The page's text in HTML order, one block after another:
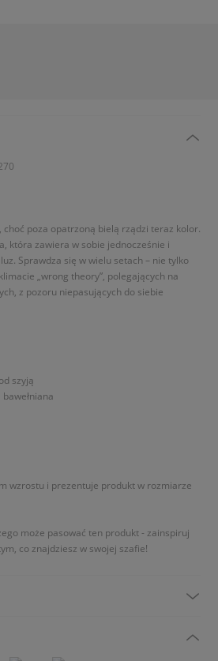
choć poza opatrzoną bielą rządzi teraz kolor.
która zawiera w sobie jednocześnie i
Sprawdza się w wielu setach – nie tylko
„wrong theory”, polegających na
z pozoru niepasujących do siebie
szyją
wzrostu i prezentuje produkt w rozmiarze
może pasować ten produkt - zainspiruj
co znajdziesz w swojej szafie!